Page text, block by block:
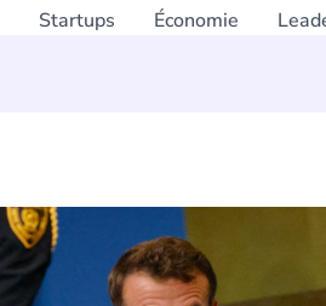
Startups Économie